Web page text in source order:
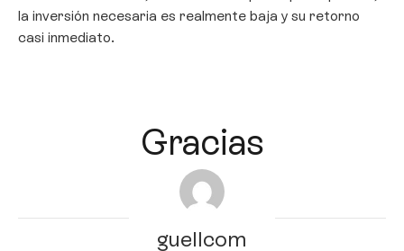
la inversión necesaria es realmente baja y su retorno
casi inmediato.
Gracias
guellcom